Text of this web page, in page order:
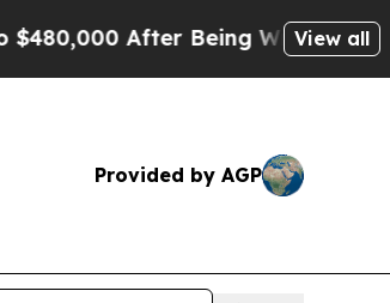
After Being Wrongly View all
Provided by AGP